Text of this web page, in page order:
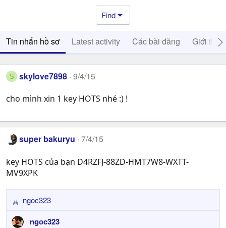
Find
Tin nhắn hồ sơ Latest activity Các bài đăng Giới thiệu
S skylove7898 9/4/15
cho mình xin 1 key HOTS nhé :) !
super bakuryu 7/4/15
key HOTS của bạn D4RZFJ-88ZD-HMT7W8-WXTT-
MV9XPK
R
e
a
ngoc323
ngoc323